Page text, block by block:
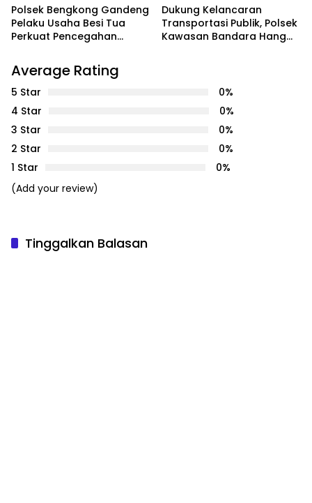
Dampaknya”
Polsek Bengkong Gandeng
Pelaku Usaha Besi Tua
Perkuat Pencegahan
Dukung Kelancaran
Transportasi Publik, Polsek
Kawasan Bandara Hang
Average Rating
5 Star
0%
4 Star
0%
3 Star
0%
2 Star
0%
1 Star
0%
(Add your review)
Tinggalkan Balasan